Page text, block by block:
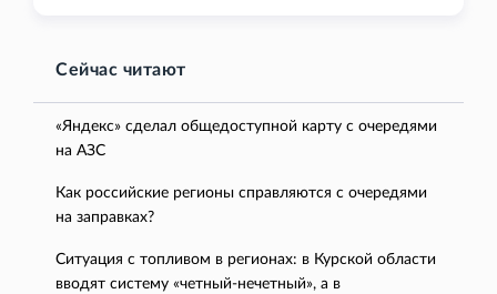
Сейчас читают
«Яндекс» сделал общедоступной карту с очередями
на АЗС
Как российские регионы справляются с очередями
на заправках?
Ситуация с топливом в регионах: в Курской области
вводят систему «четный-нечетный», а в